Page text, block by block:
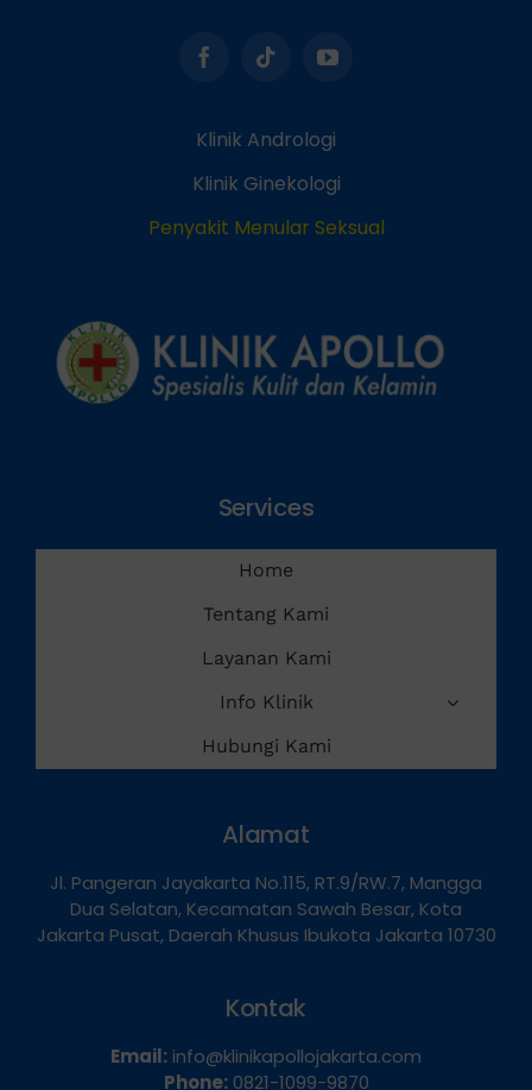
Hubungi Kami
Jl. Pangeran Jayakarta No.115, RT.9/RW.7, Mangga
Dua Selatan, Kecamatan Sawah Besar, Kota
Email:info@klinikapollojakarta.com